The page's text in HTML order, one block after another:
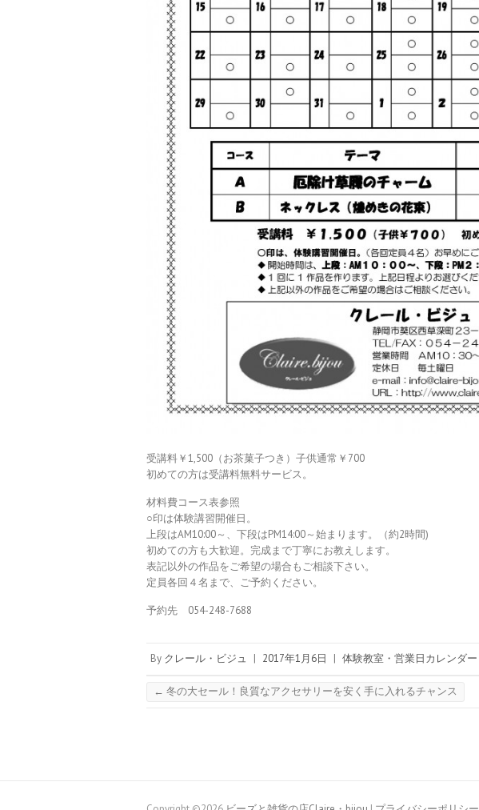
受講料￥1,500（お茶菓子つき）子供通常￥700
初めての方は受講料無料サービス。
材料費コース表参照
○印は体験講習開催日。
上段はAM10:00～、下段はPM14:00～始まります。（約2時間)
初めての方も大歓迎。完成まで丁寧にお教えします。
表記以外の作品をご希望の場合もご相談下さい。
定員各回４名まで、ご予約ください。
予約先 054-248-7688
By クレール・ビジュ | 2017年1月6日 | 体験教室・営業日カレンダー
← 冬の大セール！良質なアクセサリーを安く手に入れるチャンス